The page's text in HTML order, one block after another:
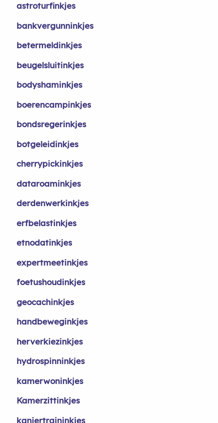
astroturfinkjes
bankvergunninkjes
betermeldinkjes
beugelsluitinkjes
bodyshaminkjes
boerencampinkjes
bondsregerinkjes
botgeleidinkjes
cherrypickinkjes
dataroaminkjes
derdenwerkinkjes
erfbelastinkjes
etnodatinkjes
expertmeetinkjes
foetushoudinkjes
geocachinkjes
handbeweginkjes
herverkiezinkjes
hydrospinninkjes
kamerwoninkjes
Kamerzittinkjes
kanjertraininkjes